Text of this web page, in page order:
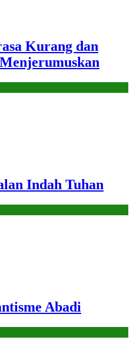
Kurang dan
Indah Tuhan
Abadi